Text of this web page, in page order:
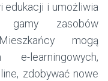
edukacji i umożliwia
zasobów
mogą
learningowych,
zdobywać nowe